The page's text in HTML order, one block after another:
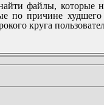
файлы, которые
по причине
круга